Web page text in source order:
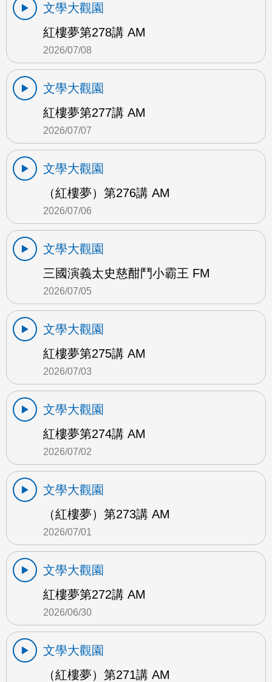
文學大觀園
紅樓夢第278講 AM
2026/07/08
文學大觀園
紅樓夢第277講 AM
2026/07/07
文學大觀園
（紅樓夢）第276講 AM
2026/07/06
文學大觀園
三國演義太史慈酣鬥小霸王 FM
2026/07/05
文學大觀園
紅樓夢第275講 AM
2026/07/03
文學大觀園
紅樓夢第274講 AM
2026/07/02
文學大觀園
（紅樓夢）第273講 AM
2026/07/01
文學大觀園
紅樓夢第272講 AM
2026/06/30
文學大觀園
（紅樓夢）第271講 AM